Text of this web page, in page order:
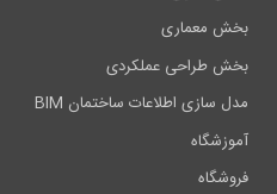
بخش معماری
بخش طراحی عملکردی
مدل سازی اطلاعات ساختمان BIM
آموزشگاه
فروشگاه